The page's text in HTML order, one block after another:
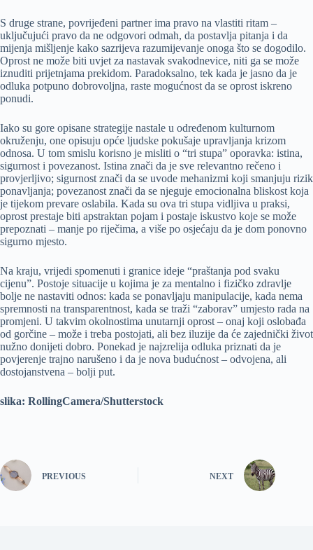
S druge strane, povrijeđeni partner ima pravo na vlastiti ritam –
uključujući pravo da ne odgovori odmah, da postavlja pitanja i da
mijenja mišljenje kako sazrijeva razumijevanje onoga što se dogodilo.
Oprost ne može biti uvjet za nastavak svakodnevice, niti ga se može
iznuditi prijetnjama prekidom. Paradoksalno, tek kada je jasno da je
odluka potpuno dobrovoljna, raste mogućnost da se oprost iskreno
ponudi.
Iako su gore opisane strategije nastale u određenom kulturnom
okruženju, one opisuju opće ljudske pokušaje upravljanja krizom
odnosa. U tom smislu korisno je misliti o “tri stupa” oporavka: istina,
sigurnost i povezanost. Istina znači da je sve relevantno rečeno i
provjerljivo; sigurnost znači da se uvode mehanizmi koji smanjuju rizik
ponavljanja; povezanost znači da se njeguje emocionalna bliskost koja
je tijekom prevare oslabila. Kada su ova tri stupa vidljiva u praksi,
oprost prestaje biti apstraktan pojam i postaje iskustvo koje se može
prepoznati – manje po riječima, a više po osjećaju da je dom ponovno
sigurno mjesto.
Na kraju, vrijedi spomenuti i granice ideje “praštanja pod svaku
cijenu”. Postoje situacije u kojima je za mentalno i fizičko zdravlje
bolje ne nastaviti odnos: kada se ponavljaju manipulacije, kada nema
spremnosti na transparentnost, kada se traži “zaborav” umjesto rada na
promjeni. U takvim okolnostima unutarnji oprost – onaj koji oslobađa
od gorčine – može i treba postojati, ali bez iluzije da će zajednički život
nužno donijeti dobro. Ponekad je najzrelija odluka priznati da je
povjerenje trajno narušeno i da je nova budućnost – odvojena, ali
dostojanstvena – bolji put.
slika: RollingCamera/Shutterstock
PREVIOUS NEXT